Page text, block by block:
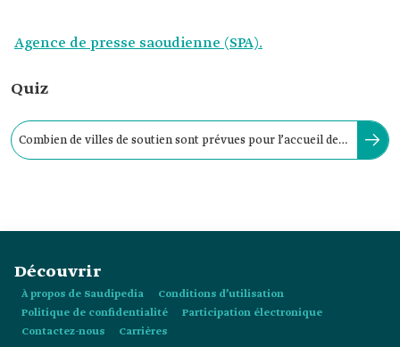
Agence de presse saoudienne (SPA).
Quiz
Combien de villes de soutien sont prévues pour l’accueil de
Découvrir
À propos de Saudipedia
Conditions d’utilisation
Politique de confidentialité
Participation électronique
Contactez-nous
Carrières